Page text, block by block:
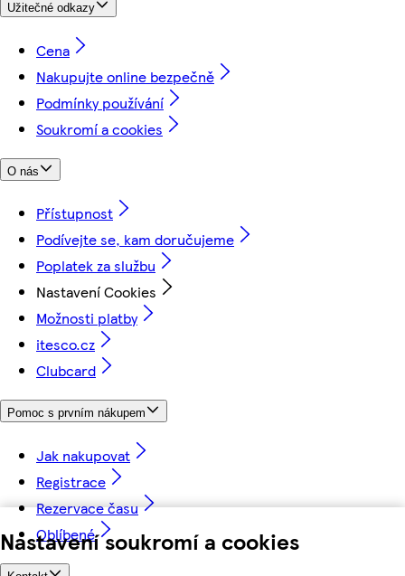
Nastavení soukromí a cookies
Užitečné odkazy
Cena
Nakupujte online bezpečně
Podmínky používání
Soukromí a cookies
O nás
Přístupnost
Podívejte se, kam doručujeme
Poplatek za službu
Nastavení Cookies
Možnosti platby
itesco.cz
Clubcard
Pomoc s prvním nákupem
Jak nakupovat
Registrace
Rezervace času
Oblíbené